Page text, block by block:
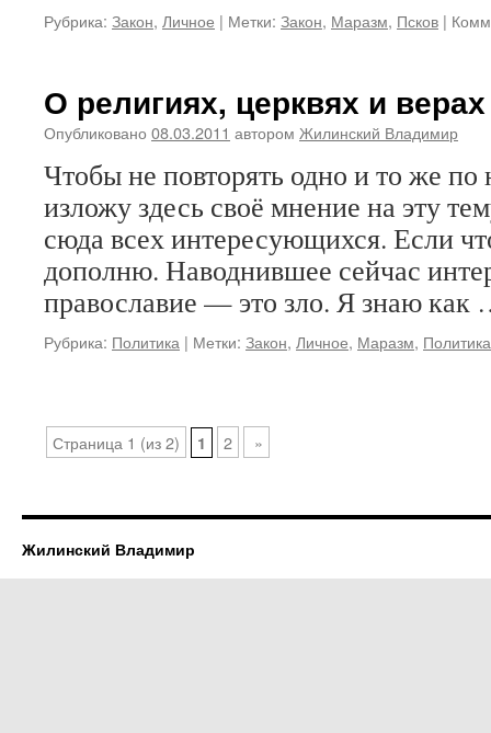
Рубрика: Закон, Личное | Метки: Закон, Маразм, Псков |
О религиях, церквях и верах
Опубликовано 08.03.2011 автором Жилинский Владимир
Чтобы не повторять одно и то же по
изложу здесь своё мнение на эту
сюда всех интересующихся. Если
дополню. Наводнившее сейчас
православие — это зло. Я знаю
Рубрика: Политика | Метки: Закон, Личное, Маразм, Политика
Страница 1 (из 2) 1 2 »
Жилинский Владимир